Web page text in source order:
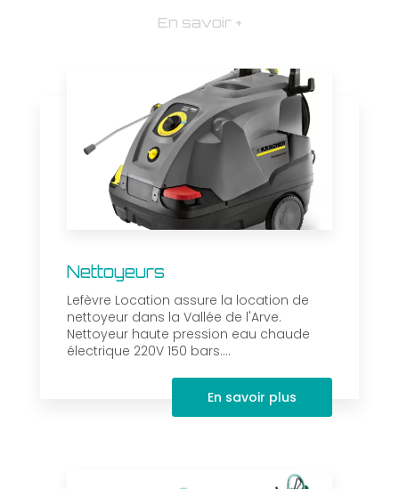
En savoir +
Nettoyeurs
Lefèvre Location assure la location de
nettoyeur dans la Vallée de l'Arve.
Nettoyeur haute pression eau chaude
électrique 220V 150 bars....
En savoir plus